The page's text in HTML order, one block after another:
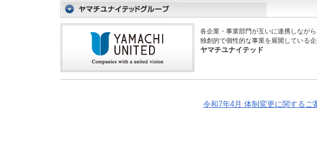
各企業・事業部門が互いに連携しなが
独創的で個性的な事業を展開している企
ヤマチユナイテッド
令和7年4月 体制変更に関するご